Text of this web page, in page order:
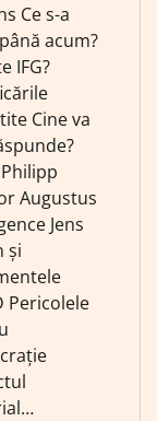
Ce s-a
acum?
IFG?
Cine va
Augustus
Jens
și
Pericolele